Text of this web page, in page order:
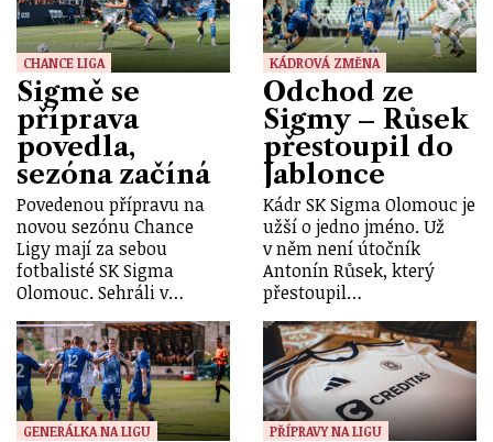
CHANCE LIGA
Sigmě se
příprava
povedla,
sezóna začíná
Povedenou přípravu na
novou sezónu Chance
Ligy mají za sebou
fotbalisté SK Sigma
Olomouc. Sehráli v…
KÁDROVÁ ZMĚNA
Odchod ze
Sigmy – Růsek
přestoupil do
Jablonce
Kádr SK Sigma Olomouc je
užší o jedno jméno. Už
v něm není útočník
Antonín Růsek, který
přestoupil…
GENERÁLKA NA LIGU PŘÍPRAVY NA LIGU